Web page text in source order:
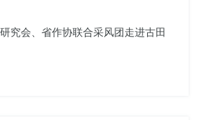
究会、省作协联合采风团走进古田